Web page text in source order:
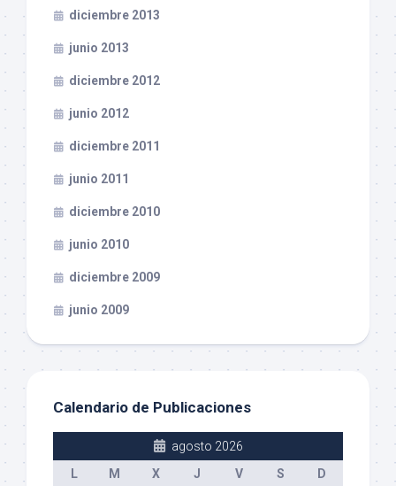
diciembre 2013
junio 2013
diciembre 2012
junio 2012
diciembre 2011
junio 2011
diciembre 2010
junio 2010
diciembre 2009
junio 2009
Calendario de Publicaciones
agosto 2026
L
M X J V S D